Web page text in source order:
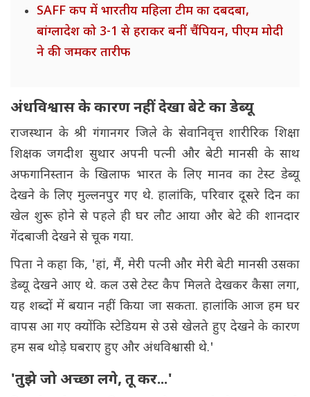
SAFF कप में भारतीय महिला टीम का दबदबा,
बांग्लादेश को 3-1 से हराकर बनीं चैंपियन, पीएम मोदी
ने की जमकर तारीफ
अंधविश्वास के कारण नहीं देखा बेटे का डेब्यू
राजस्थान के श्री गंगानगर जिले के सेवानिवृत्त शारीरिक शिक्षा
शिक्षक जगदीश सुथार अपनी पत्नी और बेटी मानसी के साथ
अफगानिस्तान के खिलाफ भारत के लिए मानव का टेस्ट डेब्यू
देखने के लिए मुल्लनपुर गए थे. हालांकि, परिवार दूसरे दिन का
खेल शुरू होने से पहले ही घर लौट आया और बेटे की शानदार
गेंदबाजी देखने से चूक गया.
पिता ने कहा कि, 'हां, मैं, मेरी पत्नी और मेरी बेटी मानसी उसका
डेब्यू देखने आए थे. कल उसे टेस्ट कैप मिलते देखकर कैसा लगा,
यह शब्दों में बयान नहीं किया जा सकता. हालांकि आज हम घर
वापस आ गए क्योंकि स्टेडियम से उसे खेलते हुए देखने के कारण
हम सब थोड़े घबराए हुए और अंधविश्वासी थे.'
'तुझे जो अच्छा लगे, तू कर...'